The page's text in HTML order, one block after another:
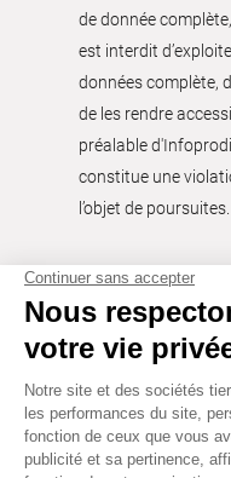
de donnée
est interdit
données complète,
de les rendre
préalable
constitue une
l’objet de poursuites.
Tous droits